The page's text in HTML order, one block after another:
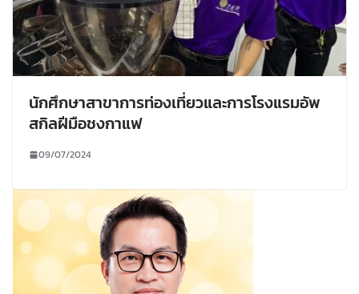
นักศึกษาสาขาการท่องเที่ยวและการโรงแรมอัพ
สกิลฝีมือชงกาแฟ
09/07/2024